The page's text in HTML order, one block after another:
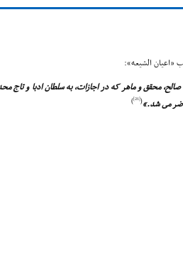
الشیعه»:
صالح، محقق و ماهر که در اجازات، به سلطان ادبا و تاج
مى شد.»(
[21]
)